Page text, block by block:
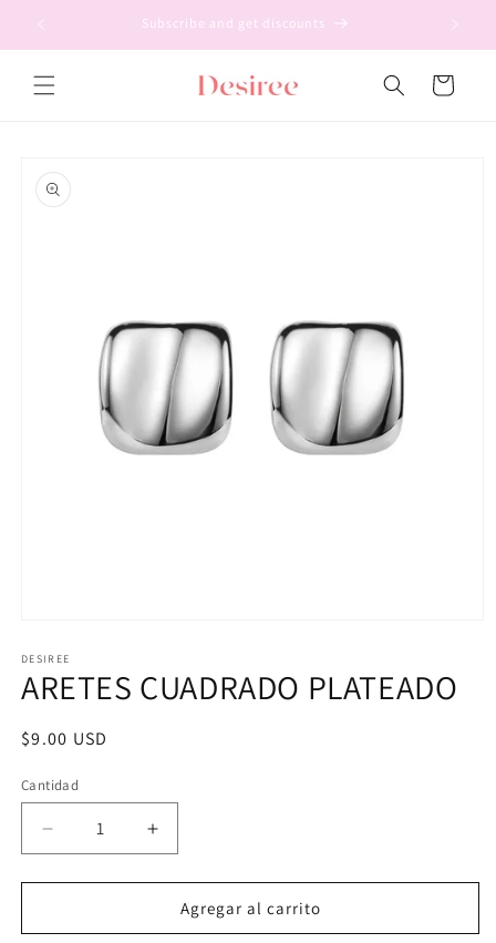
Subscribe and get discounts
Carrito
a la
información
multimedia
1
en
modal
DESIREE
ARETES CUADRADO PLATEADO
Precio
$9.00 USD
Cantidad
Reducir
cantidad
para
CUADRADO
Aumentar
cantidad
para
ARETES
CUADRADO
Agregar al carrito